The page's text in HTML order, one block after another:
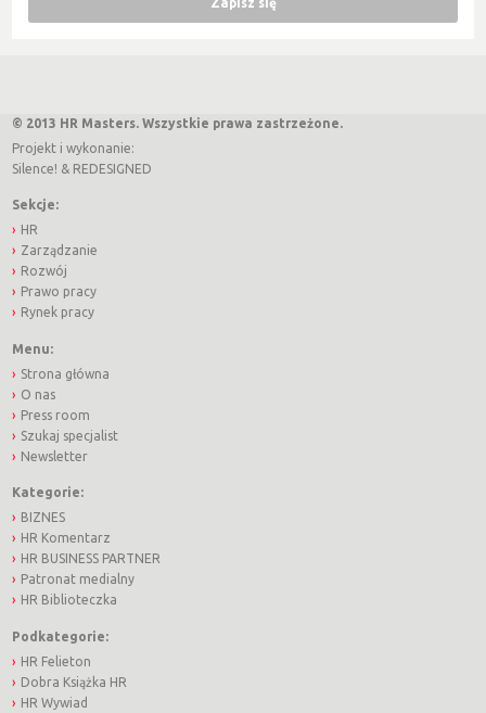
© 2013 HR Masters. Wszystkie prawa zastrzeżone.
Projekt i wykonanie:
Silence! & REDESIGNED
Sekcje:
HR
Zarządzanie
Rozwój
Prawo pracy
Rynek pracy
Menu:
Strona główna
O nas
Press room
Szukaj specjalist
Newsletter
Kategorie:
BIZNES
HR Komentarz
HR BUSINESS PARTNER
Patronat medialny
HR Biblioteczka
Podkategorie:
HR Felieton
Dobra Książka HR
HR Wywiad